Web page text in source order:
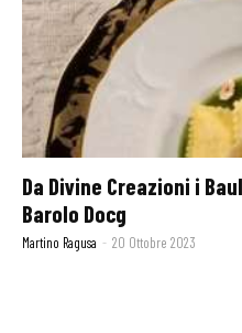
Da Divine Creazioni i
Barolo Docg
Martino Ragusa - 20 Ottobre 2023